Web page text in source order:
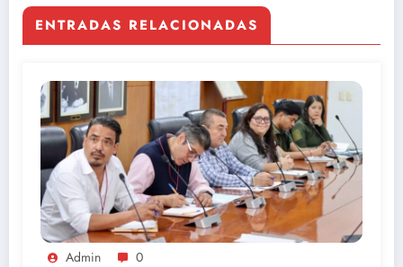
ENTRADAS RELACIONADAS
Admin 0